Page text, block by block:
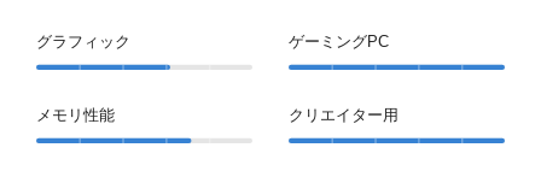
グラフィック
メモリ性能
ゲーミングPC
クリエイター用